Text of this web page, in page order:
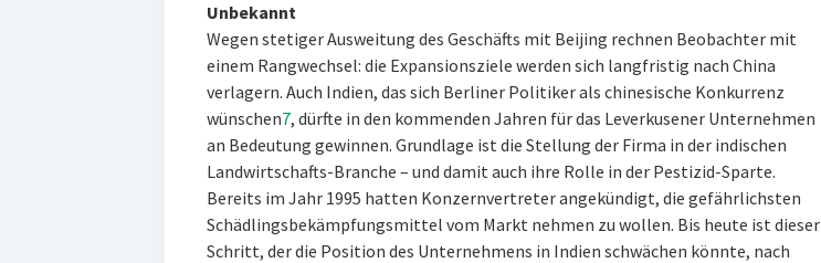
Unbekannt
Wegen stetiger Ausweitung des Geschäfts mit Beijing rechnen Beobachter mit
einem Rangwechsel: die Expansionsziele werden sich langfristig nach China
verlagern. Auch Indien, das sich Berliner Politiker als chinesische Konkurrenz
wünschen7, dürfte in den kommenden Jahren für das Leverkusener Unternehmen
an Bedeutung gewinnen. Grundlage ist die Stellung der Firma in der indischen
Landwirtschafts-Branche – und damit auch ihre Rolle in der Pestizid-Sparte.
Bereits im Jahr 1995 hatten Konzernvertreter angekündigt, die gefährlichsten
Schädlingsbekämpfungsmittel vom Markt nehmen zu wollen. Bis heute ist dieser
Schritt, der die Position des Unternehmens in Indien schwächen könnte, nach